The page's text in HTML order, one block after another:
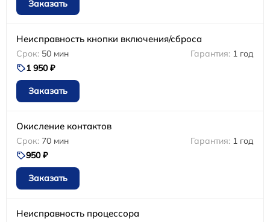
Заказать
Неисправность кнопки включения/сброса
50 мин
1 год
1 950 ₽
Заказать
Окисление контактов
70 мин
1 год
950 ₽
Заказать
Неисправность процессора